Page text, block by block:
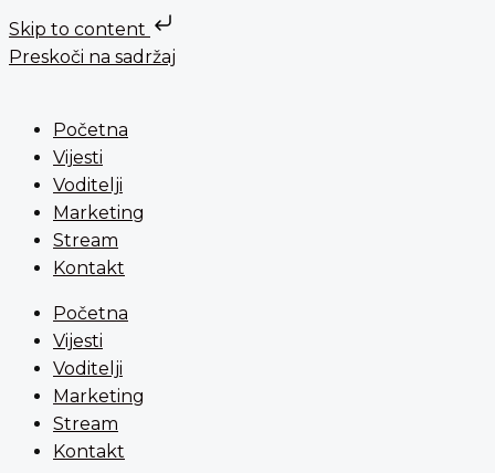
Skip to content
Preskoči na sadržaj
Početna
Vijesti
Voditelji
Marketing
Stream
Kontakt
Početna
Vijesti
Voditelji
Marketing
Stream
Kontakt